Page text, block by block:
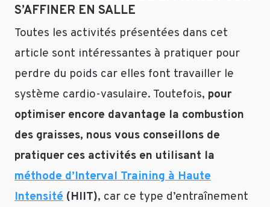
S’AFFINER EN SALLE
Toutes les activités présentées dans cet
article sont intéressantes à pratiquer pour
perdre du poids car elles font travailler le
système cardio-vasulaire. Toutefois, pour
optimiser encore davantage la combustion
des graisses, nous vous conseillons de
pratiquer ces activités en utilisant la
méthode d’Interval Training à Haute
Intensité (HIIT), car ce type d’entraînement